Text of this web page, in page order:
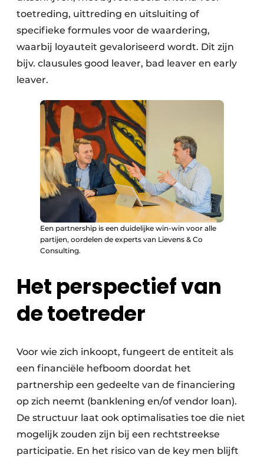
toetreding, uittreding en uitsluiting of
specifieke formules voor de waardering,
waarbij loyauteit gevaloriseerd wordt. Dit zijn
bijv. clausules good leaver, bad leaver en early
leaver.
Een partnership is een duidelijke win-win voor alle
partijen, oordelen de experts van Lievens & Co
Consulting.
Het perspectief van
de toetreder
Voor wie zich inkoopt, fungeert de entiteit als
een financiële hefboom doordat het
partnership een gedeelte van de financiering
op zich neemt (banklening en/of vendor loan).
De structuur laat ook optimalisaties toe die niet
mogelijk zouden zijn bij een rechtstreekse
participatie. En het risico van de key men blijft